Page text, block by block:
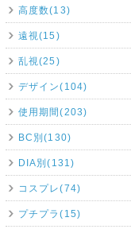
高度数(13)
遠視(15)
乱視(25)
デザイン(104)
使用期間(203)
BC別(130)
DIA別(131)
コスプレ(74)
プチプラ(15)